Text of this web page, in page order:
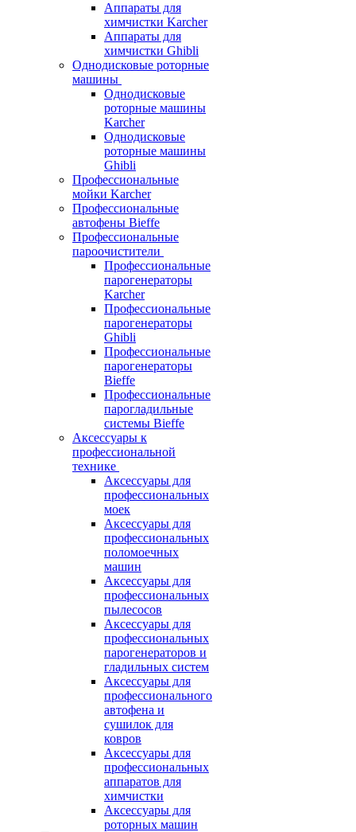
Аппараты для
химчистки Karcher
Аппараты для
химчистки Ghibli
Однодисковые роторные
машины
Однодисковые
роторные машины
Karcher
Однодисковые
роторные машины
Ghibli
Профессиональные
мойки Karcher
Профессиональные
автофены Bieffe
Профессиональные
пароочистители
Профессиональные
парогенераторы
Karcher
Профессиональные
парогенераторы
Ghibli
Профессиональные
парогенераторы
Bieffe
Профессиональные
парогладильные
системы Bieffe
Аксессуары к
профессиональной
технике
Аксессуары для
профессиональных
моек
Аксессуары для
профессиональных
поломоечных
машин
Аксессуары для
профессиональных
пылесосов
Аксессуары для
профессиональных
парогенераторов и
гладильных систем
Аксессуары для
профессионального
автофена и
сушилок для
ковров
Аксессуары для
профессиональных
аппаратов для
химчистки
Аксессуары для
роторных машин